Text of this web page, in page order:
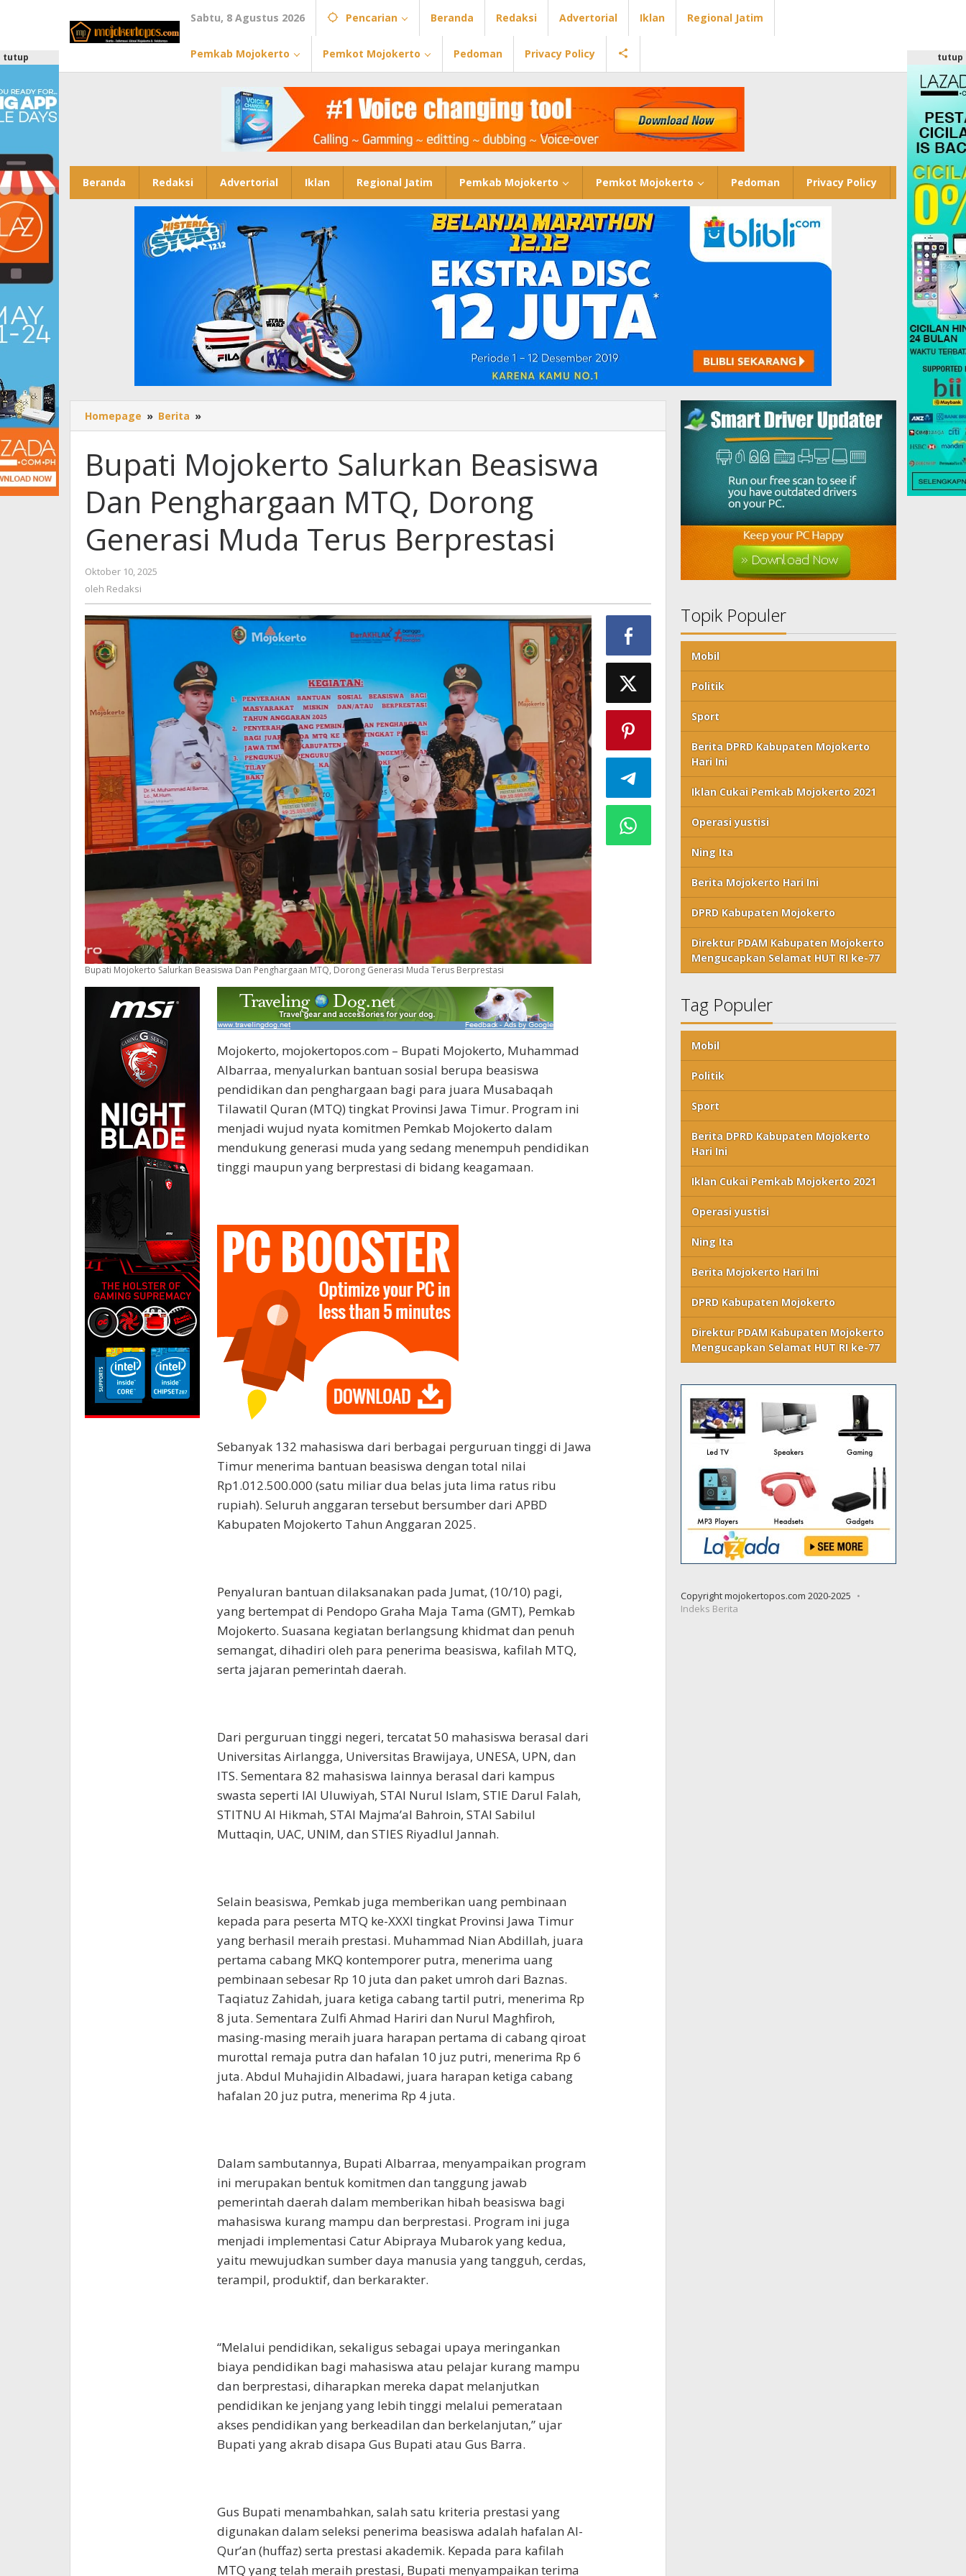
Sabtu, 8 Agustus 2026 Pencarian Beranda Redaksi Advertorial Iklan Regional Jatim
Pemkab Mojokerto Pemkot Mojokerto Pedoman Privacy Policy
Beranda Redaksi Advertorial Iklan Regional Jatim Pemkab Mojokerto Pemkot Mojokerto Pedoman Privacy Policy
tutup tutup
Homepage » Berita »
Mojokerto
Beasiswa
Dan
Penghargaan
MTQ,
Dorong
Generasi
Muda
Bupati Mojokerto Salurkan Beasiswa
Dan Penghargaan MTQ, Dorong
Generasi Muda Terus Berprestasi
Oktober 10, 2025
oleh Redaksi
Bupati Mojokerto Salurkan Beasiswa Dan Penghargaan MTQ, Dorong Generasi Muda Terus Berprestasi
Mojokerto, mojokertopos.com – Bupati Mojokerto, Muhammad
Albarraa, menyalurkan bantuan sosial berupa beasiswa
pendidikan dan penghargaan bagi para juara Musabaqah
Tilawatil Quran (MTQ) tingkat Provinsi Jawa Timur. Program ini
menjadi wujud nyata komitmen Pemkab Mojokerto dalam
mendukung generasi muda yang sedang menempuh pendidikan
tinggi maupun yang berprestasi di bidang keagamaan.
Sebanyak 132 mahasiswa dari berbagai perguruan tinggi di Jawa
Timur menerima bantuan beasiswa dengan total nilai
Rp1.012.500.000 (satu miliar dua belas juta lima ratus ribu
rupiah). Seluruh anggaran tersebut bersumber dari APBD
Kabupaten Mojokerto Tahun Anggaran 2025.
Penyaluran bantuan dilaksanakan pada Jumat, (10/10) pagi,
yang bertempat di Pendopo Graha Maja Tama (GMT), Pemkab
Mojokerto. Suasana kegiatan berlangsung khidmat dan penuh
semangat, dihadiri oleh para penerima beasiswa, kafilah MTQ,
serta jajaran pemerintah daerah.
Dari perguruan tinggi negeri, tercatat 50 mahasiswa berasal dari
Universitas Airlangga, Universitas Brawijaya, UNESA, UPN, dan
ITS. Sementara 82 mahasiswa lainnya berasal dari kampus
swasta seperti IAI Uluwiyah, STAI Nurul Islam, STIE Darul Falah,
STITNU Al Hikmah, STAI Majma’al Bahroin, STAI Sabilul
Muttaqin, UAC, UNIM, dan STIES Riyadlul Jannah.
Selain beasiswa, Pemkab juga memberikan uang pembinaan
kepada para peserta MTQ ke-XXXI tingkat Provinsi Jawa Timur
yang berhasil meraih prestasi. Muhammad Nian Abdillah, juara
pertama cabang MKQ kontemporer putra, menerima uang
pembinaan sebesar Rp 10 juta dan paket umroh dari Baznas.
Taqiatuz Zahidah, juara ketiga cabang tartil putri, menerima Rp
8 juta. Sementara Zulfi Ahmad Hariri dan Nurul Maghfiroh,
masing-masing meraih juara harapan pertama di cabang qiroat
murottal remaja putra dan hafalan 10 juz putri, menerima Rp 6
juta. Abdul Muhajidin Albadawi, juara harapan ketiga cabang
hafalan 20 juz putra, menerima Rp 4 juta.
Dalam sambutannya, Bupati Albarraa, menyampaikan program
ini merupakan bentuk komitmen dan tanggung jawab
pemerintah daerah dalam memberikan hibah beasiswa bagi
mahasiswa kurang mampu dan berprestasi. Program ini juga
menjadi implementasi Catur Abipraya Mubarok yang kedua,
yaitu mewujudkan sumber daya manusia yang tangguh, cerdas,
terampil, produktif, dan berkarakter.
“Melalui pendidikan, sekaligus sebagai upaya meringankan
biaya pendidikan bagi mahasiswa atau pelajar kurang mampu
dan berprestasi, diharapkan mereka dapat melanjutkan
pendidikan ke jenjang yang lebih tinggi melalui pemerataan
akses pendidikan yang berkeadilan dan berkelanjutan,” ujar
Bupati yang akrab disapa Gus Bupati atau Gus Barra.
Gus Bupati menambahkan, salah satu kriteria prestasi yang
digunakan dalam seleksi penerima beasiswa adalah hafalan Al-
Qur’an (huffaz) serta prestasi akademik. Kepada para kafilah
MTQ yang telah meraih prestasi, Bupati menyampaikan terima
Topik Populer
Mobil
Politik
Sport
Berita DPRD Kabupaten Mojokerto
Hari Ini
Iklan Cukai Pemkab Mojokerto 2021
Operasi yustisi
Ning Ita
Berita Mojokerto Hari Ini
DPRD Kabupaten Mojokerto
Direktur PDAM Kabupaten Mojokerto
Mengucapkan Selamat HUT RI ke-77
Tag Populer
Mobil
Politik
Sport
Berita DPRD Kabupaten Mojokerto
Hari Ini
Iklan Cukai Pemkab Mojokerto 2021
Operasi yustisi
Ning Ita
Berita Mojokerto Hari Ini
DPRD Kabupaten Mojokerto
Direktur PDAM Kabupaten Mojokerto
Mengucapkan Selamat HUT RI ke-77
Copyright mojokertopos.com 2020-2025
Indeks Berita